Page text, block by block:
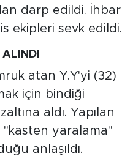
darp edildi. İhbar
ekipleri sevk edildi.
atan Y.Y'yi (32)
için bindiği
aldı. Yapılan
"kasten yaralama"
anlaşıldı.